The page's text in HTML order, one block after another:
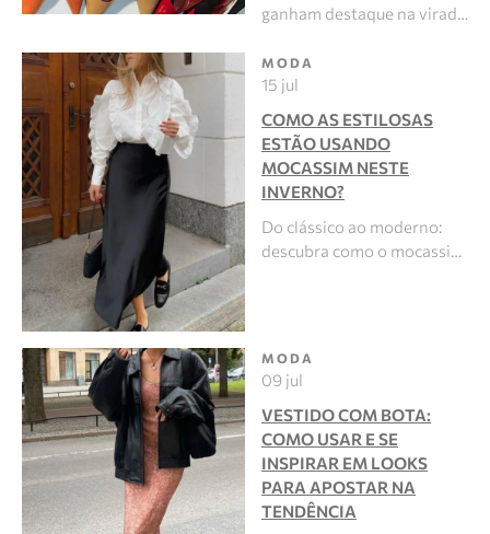
ganham destaque na virad…
MODA
15 jul
COMO AS ESTILOSAS
ESTÃO USANDO
MOCASSIM NESTE
INVERNO?
Do clássico ao moderno:
descubra como o mocassi…
MODA
09 jul
VESTIDO COM BOTA:
COMO USAR E SE
INSPIRAR EM LOOKS
PARA APOSTAR NA
TENDÊNCIA